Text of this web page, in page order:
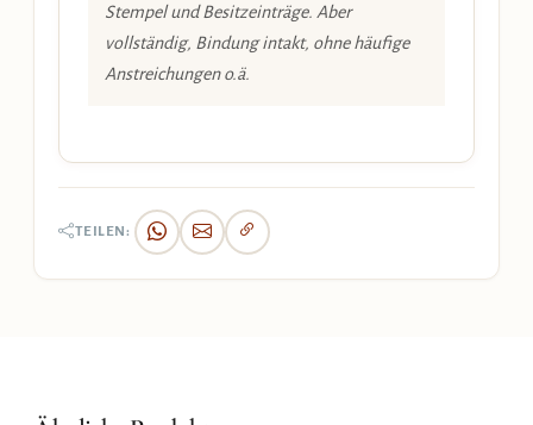
Stempel und Besitzeinträge. Aber
vollständig, Bindung intakt, ohne häufige
Anstreichungen o.ä.
TEILEN: